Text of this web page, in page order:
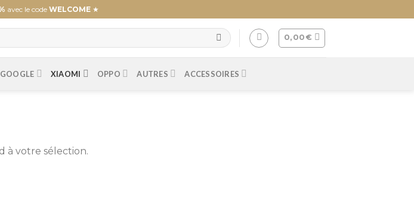
avec le code WELCOME★
0,00€
GOOGLE XIAOMI OPPO AUTRES ACCESSOIRES
à votre sélection.